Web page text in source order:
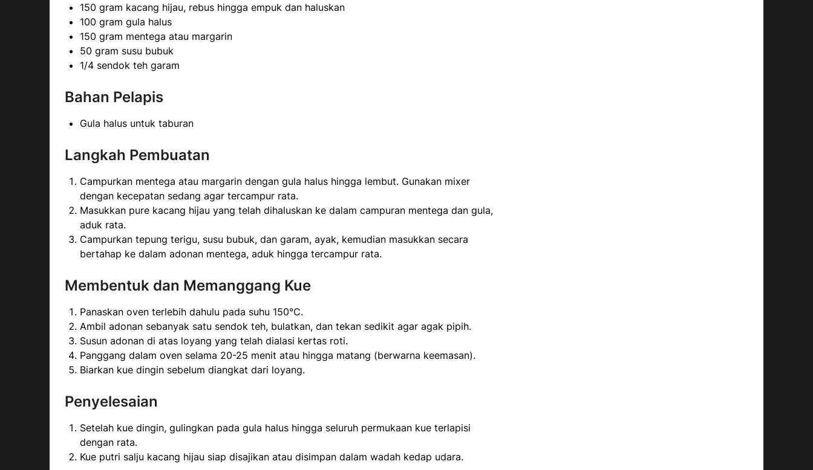
150 gram kacang hijau, rebus hingga empuk dan haluskan
100 gram gula halus
150 gram mentega atau margarin
50 gram susu bubuk
1/4 sendok teh garam
Bahan Pelapis
Gula halus untuk taburan
Langkah Pembuatan
Campurkan mentega atau margarin dengan gula halus hingga lembut. Gunakan mixer
dengan kecepatan sedang agar tercampur rata.
Masukkan pure kacang hijau yang telah dihaluskan ke dalam campuran mentega dan gula,
aduk rata.
Campurkan tepung terigu, susu bubuk, dan garam, ayak, kemudian masukkan secara
bertahap ke dalam adonan mentega, aduk hingga tercampur rata.
Membentuk dan Memanggang Kue
Panaskan oven terlebih dahulu pada suhu 150°C.
Ambil adonan sebanyak satu sendok teh, bulatkan, dan tekan sedikit agar agak pipih.
Susun adonan di atas loyang yang telah dialasi kertas roti.
Panggang dalam oven selama 20-25 menit atau hingga matang (berwarna keemasan).
Biarkan kue dingin sebelum diangkat dari loyang.
Penyelesaian
Setelah kue dingin, gulingkan pada gula halus hingga seluruh permukaan kue terlapisi
dengan rata.
Kue putri salju kacang hijau siap disajikan atau disimpan dalam wadah kedap udara.